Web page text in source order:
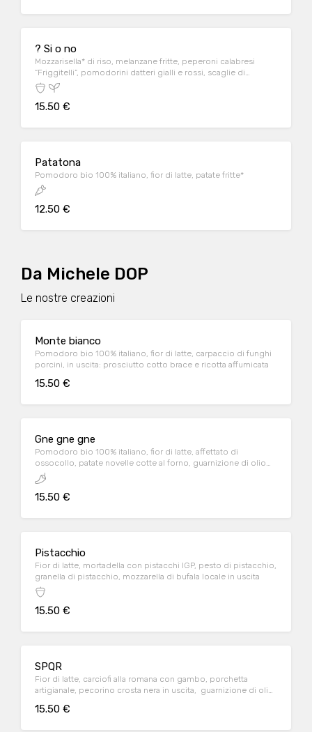
? Si o no
Mozzarisella* di riso, melanzane fritte, peperoni calabresi
“Friggitelli”, pomodorini datteri gialli e rossi, scaglie di
mandorle siciliane
15.50 €
Patatona
Pomodoro bio 100% italiano, fior di latte, patate fritte*
12.50 €
Da Michele DOP
Le nostre creazioni
Monte bianco
Pomodoro bio 100% italiano, fior di latte, carpaccio di funghi
porcini, in uscita: prosciutto cotto brace e ricotta affumicata
15.50 €
Gne gne gne
Pomodoro bio 100% italiano, fior di latte, affettato di
ossocollo, patate novelle cotte al forno, guarnizione di olio
EVO aromatizzato all'habanero
15.50 €
Pistacchio
Fior di latte, mortadella con pistacchi IGP, pesto di pistacchio,
granella di pistacchio, mozzarella di bufala locale in uscita
15.50 €
SPQR
Fior di latte, carciofi alla romana con gambo, porchetta
artigianale, pecorino crosta nera in uscita, guarnizione di olio
15.50 €